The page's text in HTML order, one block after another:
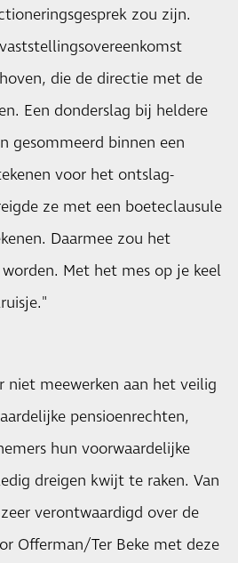
zou zijn.
die de directie met de
Een donderslag bij heldere
gesommeerd binnen een
voor het ontslag-
ze met een boeteclausule
Daarmee zou het
Met het mes op je keel
niet meewerken aan het veilig
pensioenrechten,
hun voorwaardelijke
dreigen kwijt te raken. Van
verontwaardigd over de
Offerman/Ter Beke met deze